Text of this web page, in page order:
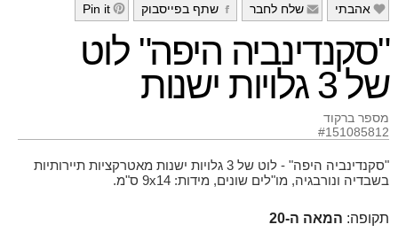
e אהבתי f שלח לחבר g שתף בפייסבוק h
Pin it
"סקנדינביה היפה" לוט
של 3 גלויות ישנות
מספר ברקוד
#151085812
"סקנדינביה היפה" - לוט של 3 גלויות ישנות מאטרקציות תיירותיות
בשבדיה ונורבגיה, מו"לים שונים, מידות: 9x14 ס"מ.
תקופה: המאה ה-20